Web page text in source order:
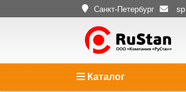
Санкт-Петербург
Каталог